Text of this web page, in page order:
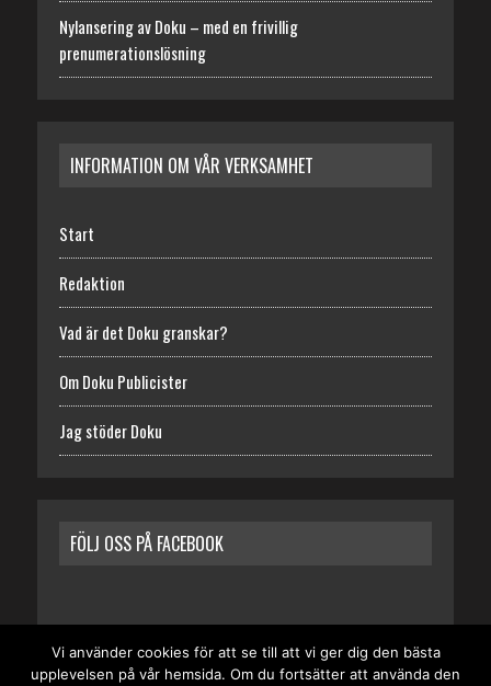
Nylansering av Doku – med en frivillig
prenumerationslösning
INFORMATION OM VÅR VERKSAMHET
Start
Redaktion
Vad är det Doku granskar?
Om Doku Publicister
Jag stöder Doku
FÖLJ OSS PÅ FACEBOOK
Vi använder cookies för att se till att vi ger dig den bästa
upplevelsen på vår hemsida. Om du fortsätter att använda den